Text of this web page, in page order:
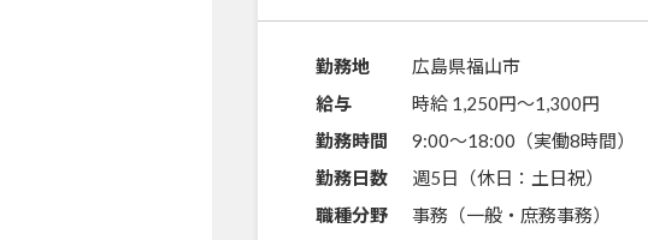
勤務地
広島県福山市
給与
時給 1,250円〜1,300円
勤務時間
9:00～18:00（実働8時間）
勤務日数
週5日（休日：土日祝）
職種分野
事務（一般・庶務事務）